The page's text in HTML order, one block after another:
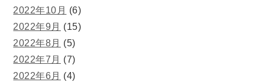
2022年10月 (6)
2022年9月 (15)
2022年8月 (5)
2022年7月 (7)
2022年6月 (4)